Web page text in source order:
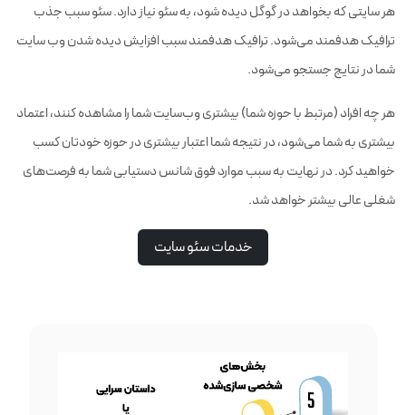
هر سایتی که بخواهد در گوگل دیده شود، به سئو نیاز دارد. سئو سبب جذب
ترافیک هدفمند می‌شود. ترافیک هدفمند سبب افزایش دیده شدن وب سایت
شما در نتایج جستجو می‌شود.
هر چه افراد (مرتبط با حوزه شما) بیشتری وب‌سایت شما را مشاهده کنند، اعتماد
بیشتری به شما می‌شود، در نتیجه شما اعتبار بیشتری در حوزه خودتان کسب
خواهید کرد. در نهایت به سبب موارد فوق شانس دستیابی شما به فرصت‌های
شغلی عالی بیشتر خواهد شد.
خدمات سئو سایت